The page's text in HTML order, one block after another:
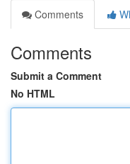
Comments
Comments
Submit a Comment
No HTML